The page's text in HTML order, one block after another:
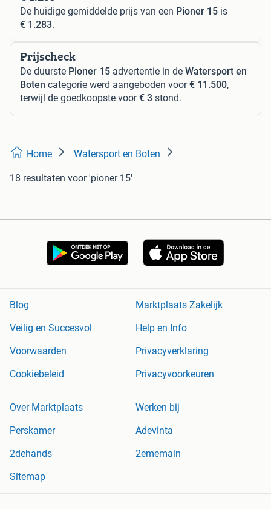
De huidige gemiddelde prijs van een Pioner 15 is
€ 1.283.
Prijscheck
De duurste Pioner 15 advertentie in de Watersport en
Boten categorie werd aangeboden voor€ 11.500,
terwijl de goedkoopste voor€ 3 stond.
Home Watersport en Boten
18 resultaten voor 'pioner 15'
Blog
Marktplaats Zakelijk
Veilig en Succesvol
Help en Info
Voorwaarden
Privacyverklaring
Cookiebeleid
Privacyvoorkeuren
Over Marktplaats
Werken bij
Perskamer
Adevinta
2dehands
2ememain
Sitemap